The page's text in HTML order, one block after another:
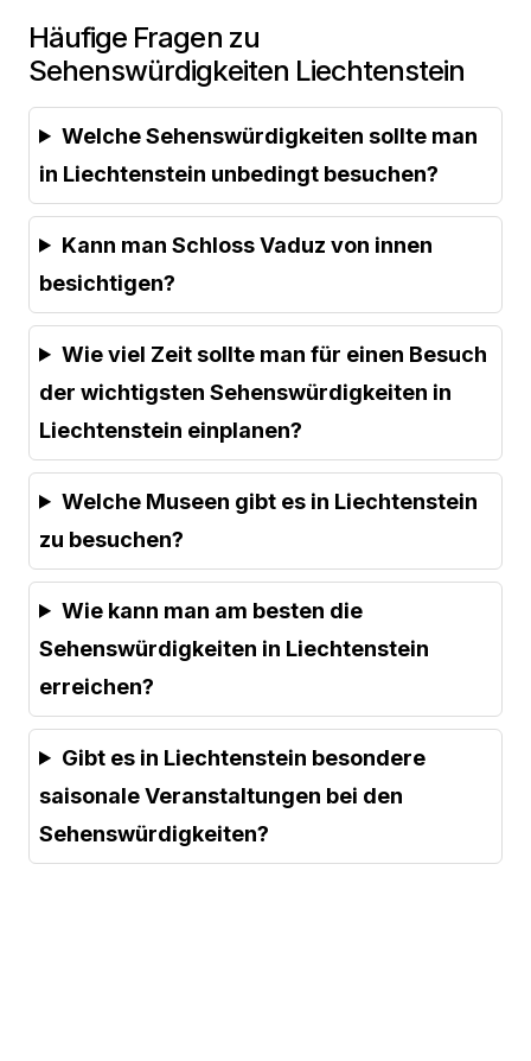
Häufige Fragen zu
Sehenswürdigkeiten Liechtenstein
Welche Sehenswürdigkeiten sollte man
in Liechtenstein unbedingt besuchen?
Kann man Schloss Vaduz von innen
besichtigen?
Wie viel Zeit sollte man für einen Besuch
der wichtigsten Sehenswürdigkeiten in
Liechtenstein einplanen?
Welche Museen gibt es in Liechtenstein
zu besuchen?
Wie kann man am besten die
Sehenswürdigkeiten in Liechtenstein
erreichen?
Gibt es in Liechtenstein besondere
saisonale Veranstaltungen bei den
Sehenswürdigkeiten?